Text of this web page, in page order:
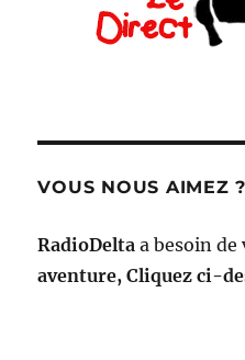
VOUS NOUS AIMEZ ?
RadioDelta a besoin
aventure, Cliquez ci-